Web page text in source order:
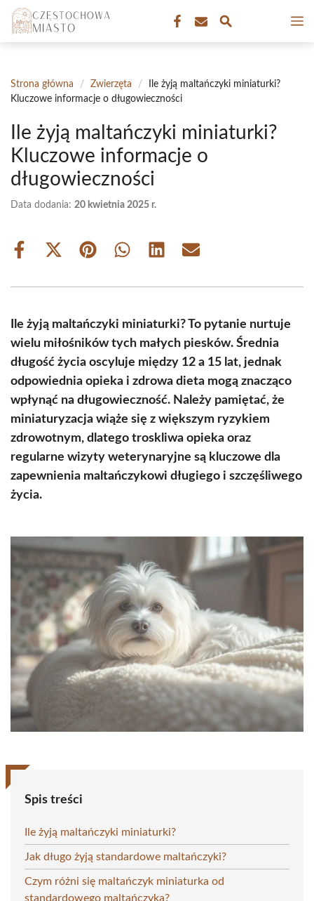
Przejdź
treści
Strona główna / Zwierzęta /
Ile żyją maltańczyki miniaturki?
Kluczowe informacje o długowieczności
Ile żyją maltańczyki miniaturki?
Kluczowe informacje o
długowieczności
Data dodania: 20 kwietnia 2025 r.
Share
Share
(Twitter)
Share Share Share Share
Ile żyją maltańczyki miniaturki? To pytanie nurtuje
wielu miłośników tych małych piesków. Średnia
długość życia oscyluje między 12 a 15 lat, jednak
odpowiednia opieka i zdrowa dieta mogą znacząco
wpłynąć na długowieczność. Należy pamiętać, że
miniaturyzacja wiąże się z większym ryzykiem
zdrowotnym, dlatego troskliwa opieka oraz
regularne wizyty weterynaryjne są kluczowe dla
zapewnienia maltańczykowi długiego i szczęśliwego
życia.
Spis treści
Ile żyją maltańczyki miniaturki?
Jak długo żyją standardowe maltańczyki?
Czym różni się maltańczyk miniaturka od
standardowego maltańczyka?